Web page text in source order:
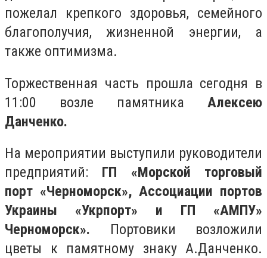
пожелал крепкого здоровья, семейного
благополучия, жизненной энергии, а
также оптимизма.
Торжественная часть прошла сегодня в
11:00 возле памятника Алексею
Данченко.
На мероприятии выступили руководители
предприятий: ГП «Морской торговый
порт «Черноморск», Ассоциации портов
Украины «Укрпорт» и ГП «АМПУ»
Черноморск». Портовики возложили
цветы к памятному знаку А.Данченко.